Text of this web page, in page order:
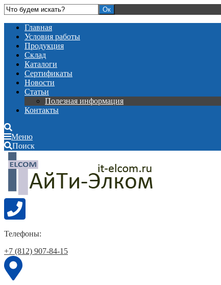
Главная
Условия работы
Продукция
Склад
Каталоги
Сертификаты
Новости
Статьи
Полезная информация
Контакты
Меню
Поиск
Телефоны:
+7 (812) 907-84-15